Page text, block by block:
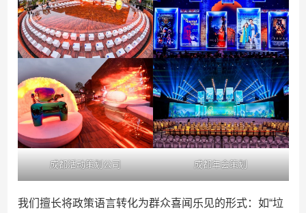
成都活动策划公司 成都年会策划
我们擅长将政策语言转化为群众喜闻乐见的形式：如“垃